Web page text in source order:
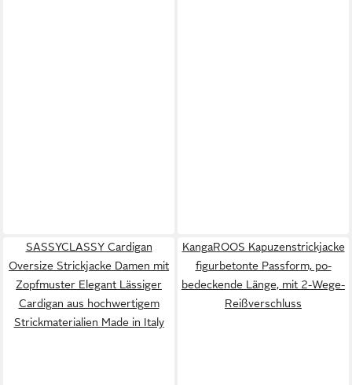
SASSYCLASSY Cardigan
Oversize Strickjacke Damen mit
Zopfmuster Elegant Lässiger
Cardigan aus hochwertigem
Strickmaterialien Made in Italy
KangaROOS Kapuzenstrickjacke
figurbetonte Passform, po-
bedeckende Länge, mit 2-Wege-
Reißverschluss